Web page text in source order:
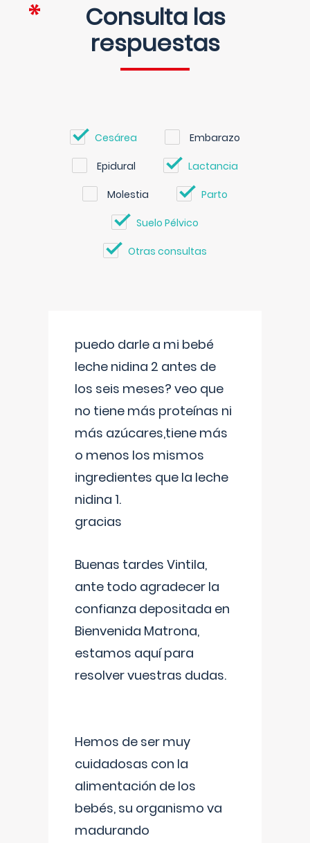
Consulta las
respuestas
Cesárea Embarazo
Epidural Lactancia
Molestia Parto
Suelo Pélvico
Otras consultas
puedo darle a mi bebé
leche nidina 2 antes de
los seis meses? veo que
no tiene más proteínas ni
más azúcares,tiene más
o menos los mismos
ingredientes que la leche
nidina 1.
gracias
Buenas tardes Vintila,
ante todo agradecer la
confianza depositada en
Bienvenida Matrona,
estamos aquí para
resolver vuestras dudas.
Hemos de ser muy
cuidadosas con la
alimentación de los
bebés, su organismo va
madurando